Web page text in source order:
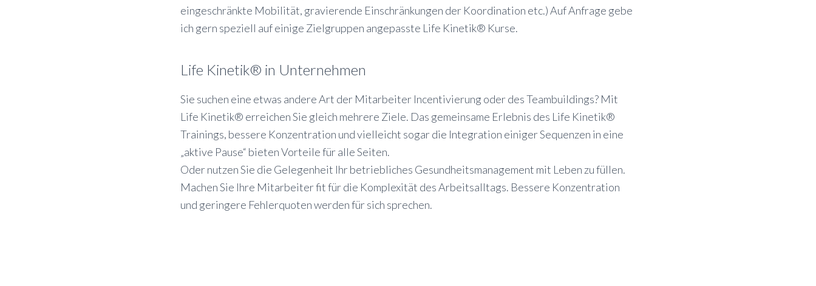
eingeschränkte Mobilität, gravierende Einschränkungen der Koordination etc.) Auf Anfrage gebe
ich gern speziell auf einige Zielgruppen angepasste Life Kinetik® Kurse.
Life Kinetik® in Unternehmen
Sie suchen eine etwas andere Art der Mitarbeiter Incentivierung oder des Teambuildings? Mit
Life Kinetik® erreichen Sie gleich mehrere Ziele. Das gemeinsame Erlebnis des Life Kinetik®
Trainings, bessere Konzentration und vielleicht sogar die Integration einiger Sequenzen in eine
„aktive Pause“ bieten Vorteile für alle Seiten.
Oder nutzen Sie die Gelegenheit Ihr betriebliches Gesundheitsmanagement mit Leben zu füllen.
Machen Sie Ihre Mitarbeiter fit für die Komplexität des Arbeitsalltags. Bessere Konzentration
und geringere Fehlerquoten werden für sich sprechen.